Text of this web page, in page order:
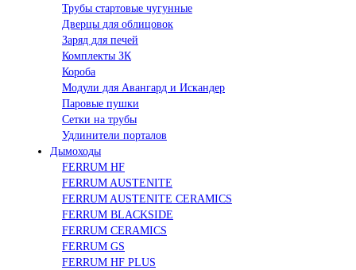
Трубы стартовые чугунные
Дверцы для облицовок
Заряд для печей
Комплекты ЗК
Короба
Модули для Авангард и Искандер
Паровые пушки
Сетки на трубы
Удлинители порталов
Дымоходы
FERRUM HF
FERRUM AUSTENITE
FERRUM AUSTENITE CERAMICS
FERRUM BLACKSIDE
FERRUM CERAMICS
FERRUM GS
FERRUM HF PLUS